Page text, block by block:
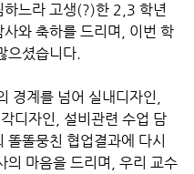
하느라 고생(?)한 2,3 학년
사와 축하를 드리며, 이번 학
으셨습니다.
경계를 넘어 실내디자인,
디자인, 설비관련 수업 담
똘똘뭉친 협업결과에 다시
의 마음을 드리며, 우리 교수